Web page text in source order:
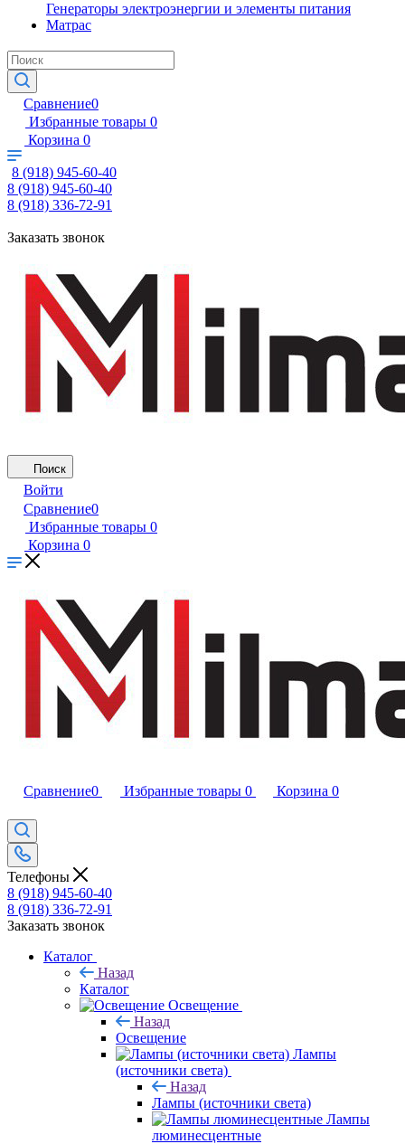
Генераторы электроэнергии и элементы питания
Матрас
Сравнение0
Избранные товары 0
Корзина 0
8 (918) 945-60-40
8 (918) 945-60-40
8 (918) 336-72-91
Заказать звонок
Поиск
Войти
Сравнение0
Избранные товары 0
Корзина 0
Сравнение0 Избранные товары 0 Корзина 0
Телефоны
8 (918) 945-60-40
8 (918) 336-72-91
Заказать звонок
Каталог
Назад
Каталог
Освещение
Назад
Освещение
Лампы
(источники света)
Назад
Лампы (источники света)
Лампы
люминесцентные